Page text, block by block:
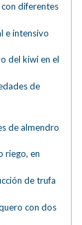
diferentes
e intensivo
del kiwi en el
de
de almendro
riego, en
de trufa
con dos